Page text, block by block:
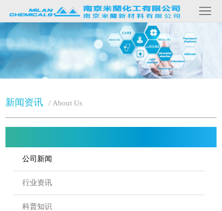
站
首
页
于
我
们
品
新
闻
资
讯
新闻资讯 / About Us
公司新闻
行业资讯
科普知识